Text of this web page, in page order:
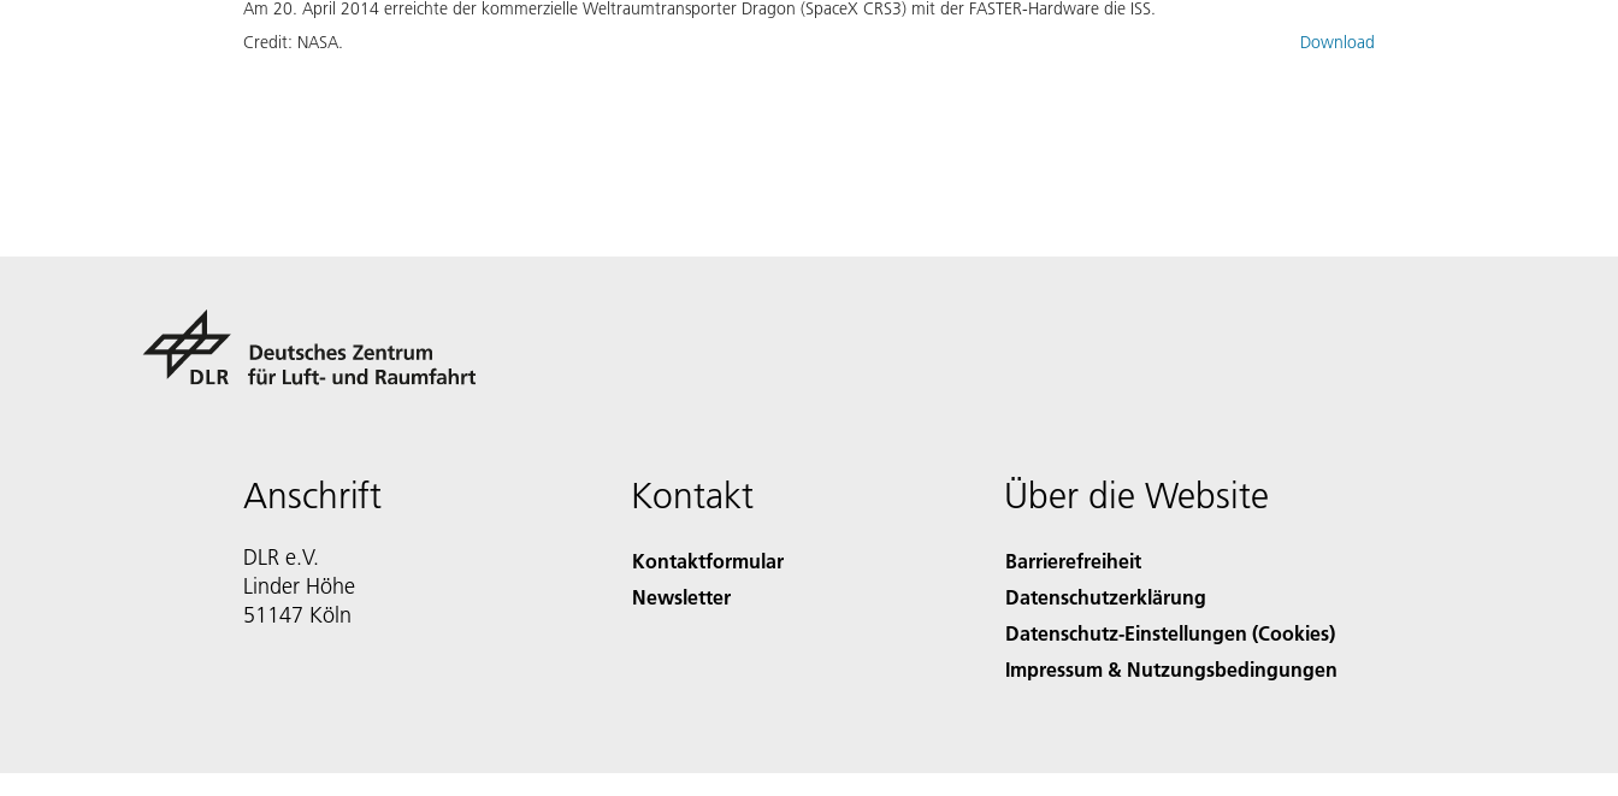
Am 20. April 2014 erreichte der kommerzielle Weltraumtransporter Dragon (SpaceX CRS3) mit der FASTER-Hardware die ISS.
Credit: NASA. Download
Anschrift
DLR e.V.
Linder Höhe
51147 Köln
Kontakt
Kontaktformular
Newsletter
Über die Website
Barrierefreiheit
Datenschutzerklärung
Datenschutz-Einstellungen (Cookies)
Impressum & Nutzungsbedingungen